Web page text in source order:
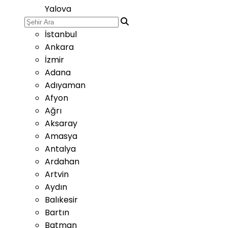
Yalova
İstanbul
Ankara
İzmir
Adana
Adıyaman
Afyon
Ağrı
Aksaray
Amasya
Antalya
Ardahan
Artvin
Aydın
Balıkesir
Bartın
Batman